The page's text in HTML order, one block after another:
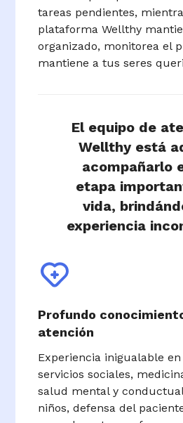
tareas pendientes,
plataforma Wellthy
organizado, monitorea el
mantiene a tus seres
El equipo de
Wellthy está
acompañarlo
etapa
vida,
experiencia
Profundo
atención
Experiencia inigualable
servicios sociales,
salud mental y
niños, defensa del